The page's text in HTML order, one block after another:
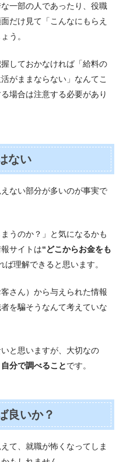
一部の人であったり、役職
だけ見て「こんなにもらえ
う。
しておかなければ「給料の
がままならない」なんてこ
場合は注意する必要があり
ない
ない部分が多いのが事実で
うのか？」と気になるかも
サイトは“どこからお金をも
ば理解できると思います。
さん）から与えられた情報
を騙そうなんて考えていな
と思いますが、大切なの
分で調べることです。
良いか？
て、就職が怖くなってしま